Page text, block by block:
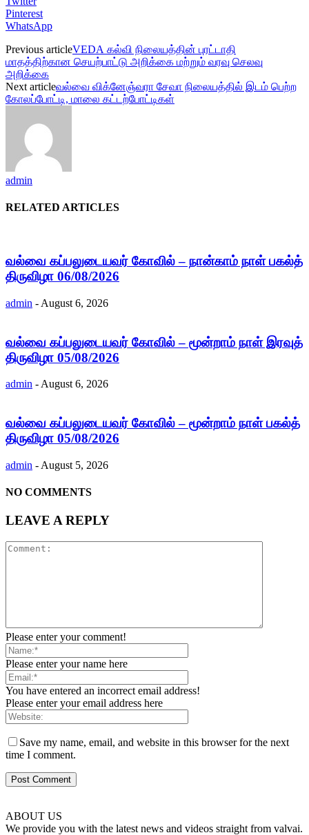
Pinterest
WhatsApp
Previous articleVEDA கல்வி நிலையத்தின் புரட்டாதி
மாதத்திற்கான செயற்பாட்டு அறிக்கை மற்றும் வரவு செலவு
அறிக்கை
Next articleவல்வை விக்னேஞ்வரா சேவா நிலையத்தில் இடம் பெற்ற
கோலப்போட்டி, மாலை கட்டற்போட்டிகள்
admin
RELATED ARTICLES
வல்வை கப்பலுடையவர் கோவில் – நான்காம் நாள் பகல்த்
திருவிழா 06/08/2026
admin - August 6, 2026
வல்வை கப்பலுடையவர் கோவில் – மூன்றாம் நாள் இரவுத்
திருவிழா 05/08/2026
admin - August 6, 2026
வல்வை கப்பலுடையவர் கோவில் – மூன்றாம் நாள் பகல்த்
திருவிழா 05/08/2026
admin - August 5, 2026
NO COMMENTS
LEAVE A REPLY
Please enter your comment!
Please enter your name here
You have entered an incorrect email address!
Please enter your email address here
Save my name, email, and website in this browser for the next
time I comment.
ABOUT US
We provide you with the latest news and videos straight from valvai.